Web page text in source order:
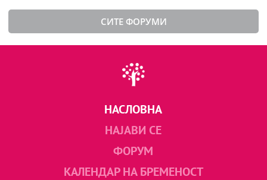
СИТЕ ФОРУМИ
НАСЛОВНА
НАЈАВИ СЕ
ФОРУМ
КАЛЕНДАР НА БРЕМЕНОСТ